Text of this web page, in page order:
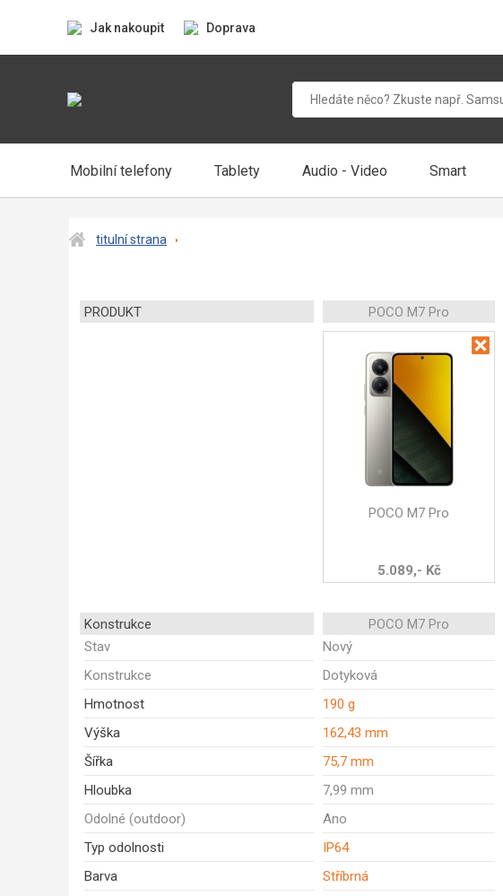
Jak nakoupit Doprava
Mobilní telefony Tablety Audio - Video Smart
titulní strana
PRODUKT POCO M7 Pro
POCO M7 Pro
5.089,- Kč
Konstrukce POCO M7 Pro
Stav
Nový
Konstrukce
Dotyková
Hmotnost
190 g
Výška
162,43 mm
Šířka
75,7 mm
Hloubka
7,99 mm
Odolné (outdoor)
Ano
Typ odolnosti
IP64
Barva
Stříbrná